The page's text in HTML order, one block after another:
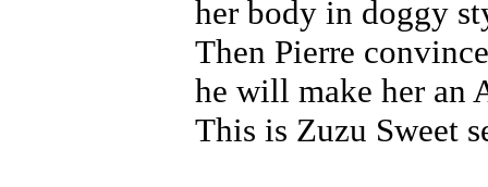
her body in doggy
Then Pierre
he will make her an
This is Zuzu Sweet